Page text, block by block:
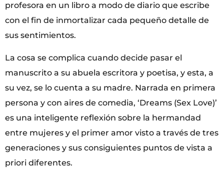
profesora en un libro a modo de diario que escribe
con el fin de inmortalizar cada pequeño detalle de
sus sentimientos.
La cosa se complica cuando decide pasar el
manuscrito a su abuela escritora y poetisa, y esta, a
su vez, se lo cuenta a su madre. Narrada en primera
persona y con aires de comedia, ‘Dreams (Sex Love)’
es una inteligente reflexión sobre la hermandad
entre mujeres y el primer amor visto a través de tres
generaciones y sus consiguientes puntos de vista a
priori diferentes.